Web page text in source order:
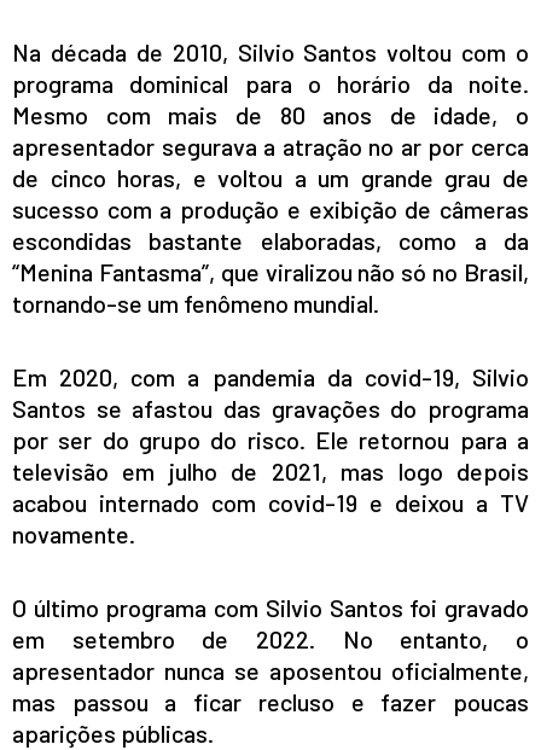
Na década de 2010, Silvio Santos voltou com o
programa dominical para o horário da noite.
Mesmo com mais de 80 anos de idade, o
apresentador segurava a atração no ar por cerca
de cinco horas, e voltou a um grande grau de
sucesso com a produção e exibição de câmeras
escondidas bastante elaboradas, como a da
“Menina Fantasma”, que viralizou não só no Brasil,
tornando-se um fenômeno mundial.
Em 2020, com a pandemia da covid-19, Silvio
Santos se afastou das gravações do programa
por ser do grupo do risco. Ele retornou para a
televisão em julho de 2021, mas logo depois
acabou internado com covid-19 e deixou a TV
novamente.
O último programa com Silvio Santos foi gravado
em setembro de 2022. No entanto, o
apresentador nunca se aposentou oficialmente,
mas passou a ficar recluso e fazer poucas
aparições públicas.
AGRONEGÓCIO
BRASIL
GERAL
ESPORTES
SAÚDE
MATO GROSSO
POLÍCIA
POLÍTICA
VARIEDADES
BALCÃO DE EMPREGOS